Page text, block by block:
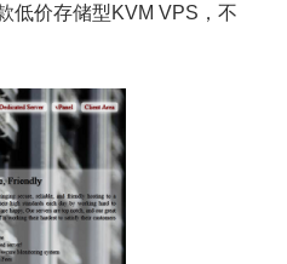
低价存储型KVM VPS，不